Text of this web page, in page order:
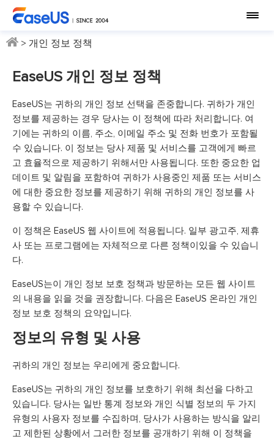
> 개인 정보 정책
EaseUS 개인 정보 정책
EaseUS는 귀하의 개인 정보 선택을 존중합니다. 귀하가 개인
정보를 제공하는 경우 당사는 이 정책에 따라 처리합니다. 여
기에는 귀하의 이름, 주소, 이메일 주소 및 전화 번호가 포함될
수 있습니다. 이 정보는 당사 제품 및 서비스를 고객에게 빠르
고 효율적으로 제공하기 위해서만 사용됩니다. 또한 중요한 업
데이트 및 알림을 포함하여 귀하가 사용중인 제품 또는 서비스
에 대한 중요한 정보를 제공하기 위해 귀하의 개인 정보를 사
용할 수 있습니다.
이 정책은 EaseUS 웹 사이트에 적용됩니다. 일부 광고주, 제휴
사 또는 프로그램에는 자체적으로 다른 정책이있을 수 있습니
다.
EaseUS는이 개인 정보 보호 정책과 방문하는 모든 웹 사이트
의 내용을 읽을 것을 권장합니다. 다음은 EaseUS 온라인 개인
정보 보호 정책의 요약입니다.
정보의 유형 및 사용
귀하의 개인 정보는 우리에게 중요합니다.
EaseUS는 귀하의 개인 정보를 보호하기 위해 최선을 다하고
있습니다. 당사는 일반 통계 정보와 개인 식별 정보의 두 가지
유형의 사용자 정보를 수집하며, 당사가 사용하는 방식을 알리
고 제한된 상황에서 그러한 정보를 공개하기 위해 이 정책을